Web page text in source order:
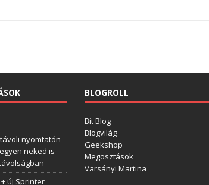
nyomtatón
neked is
új Sprinter
BLOGROLL
Bit Blog
Blogvilág
Geekshop
Megosztások
Varsányi Martina